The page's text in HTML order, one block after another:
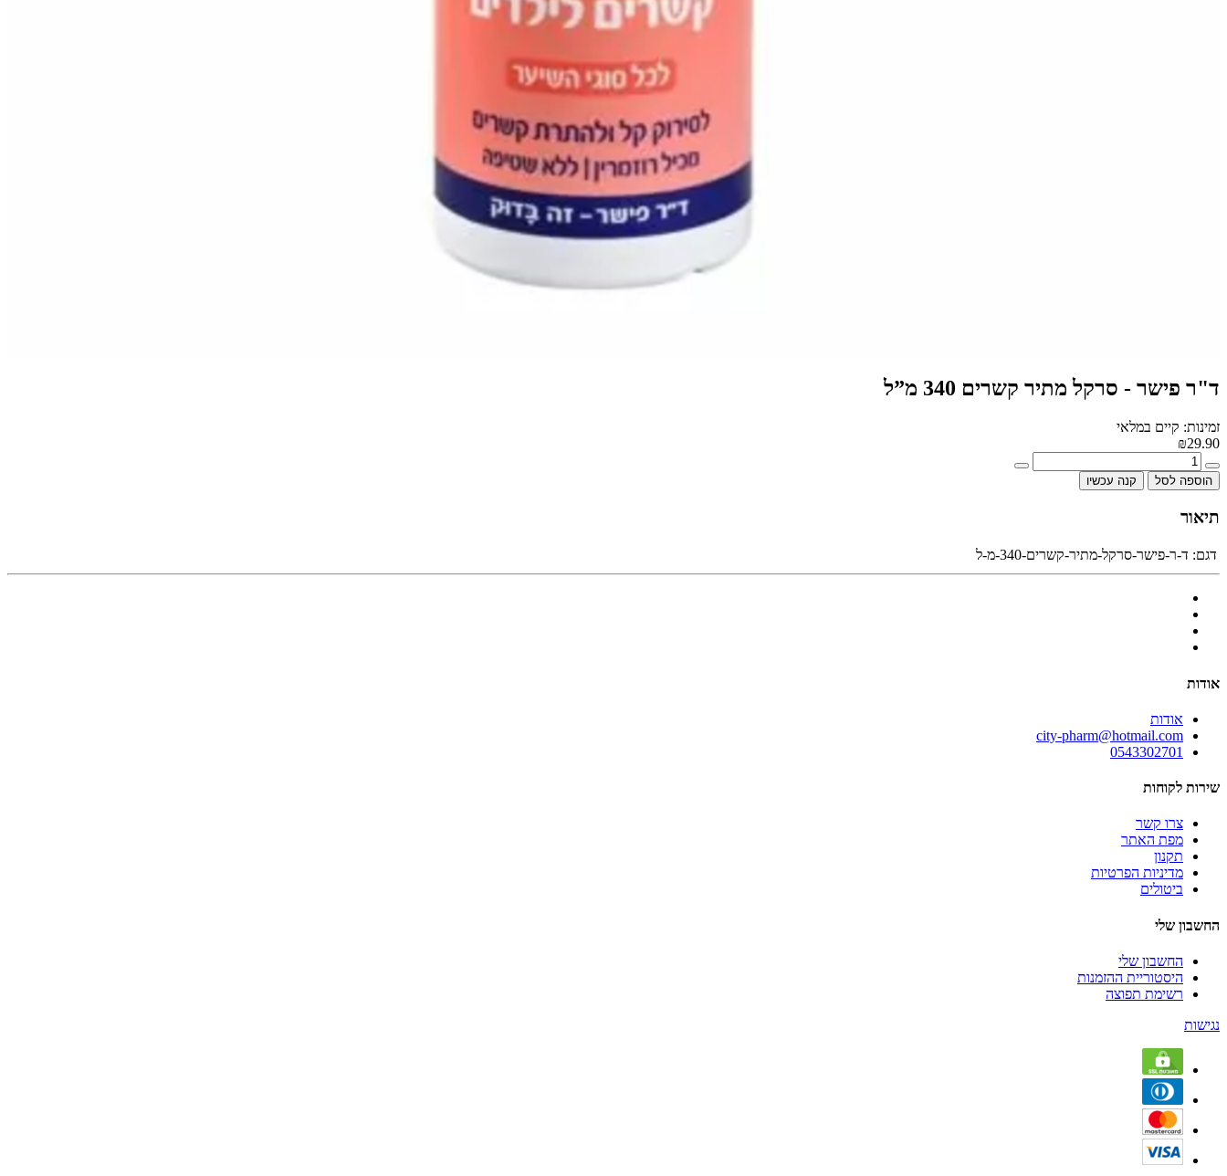
ד"ר פישר - סרקל מתיר קשרים 340 מ”ל
זמינות: קיים במלאי
₪29.90
הוספה לסל קנה עכשיו
תיאור
דגם: ד-ר-פישר-סרקל-מתיר-קשרים-340-מ-ל
אודות
אודות
city-pharm@hotmail.com
0543302701
שירות לקוחות
צרו קשר
מפת האתר
תקנון
מדיניות הפרטיות
ביטולים
החשבון שלי
החשבון שלי
היסטוריית ההזמנות
רשימת תפוצה
נגישות